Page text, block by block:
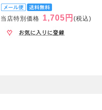
当店特別価格 1,705円 (税込)